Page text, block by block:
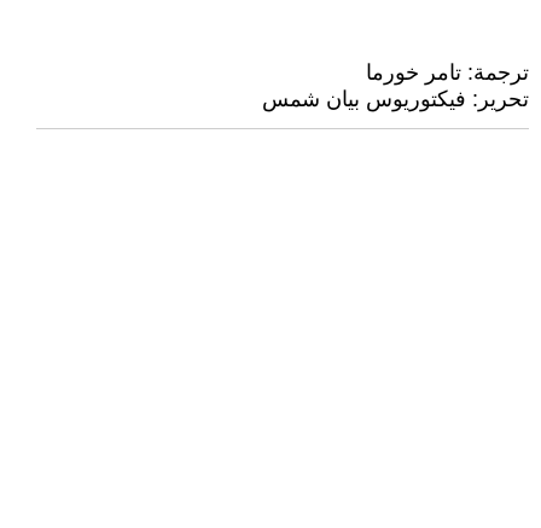
ترجمة: تامر خورما
تحرير: فيكتوريوس بيان شمس